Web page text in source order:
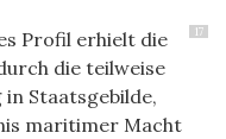
17
Profil erhielt die
die teilweise
Staatsgebilde,
maritimer Macht